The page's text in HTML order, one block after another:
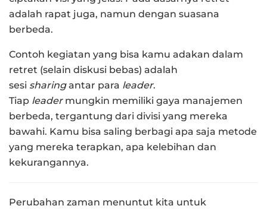
adalah rapat juga, namun dengan suasana
berbeda.
Contoh kegiatan yang bisa kamu adakan dalam
retret (selain diskusi bebas) adalah
sesi sharingantar para leader.
Tiap leadermungkin memiliki gaya manajemen
berbeda, tergantung dari divisi yang mereka
bawahi. Kamu bisa saling berbagi apa saja metode
yang mereka terapkan, apa kelebihan dan
kekurangannya.
Perubahan zaman menuntut kita untuk